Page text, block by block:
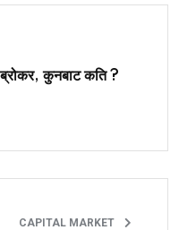
ब्रोकर, कुनबाट कति ?
CAPITAL MARKET